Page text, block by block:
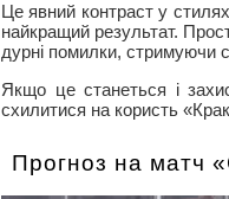
Це явний контраст у
найкращий результат.
дурні помилки, стримуючи
Якщо це станеться і
схилитися на користь
Прогноз на матч